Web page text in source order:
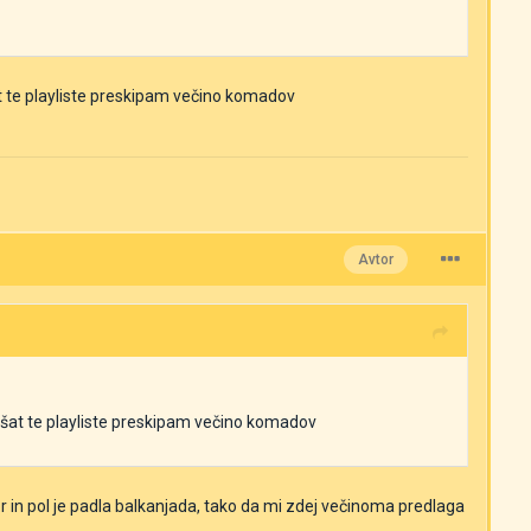
playliste preskipam večino komadov
Avtor
te playliste preskipam večino komadov
pol je padla balkanjada, tako da mi zdej večinoma predlaga